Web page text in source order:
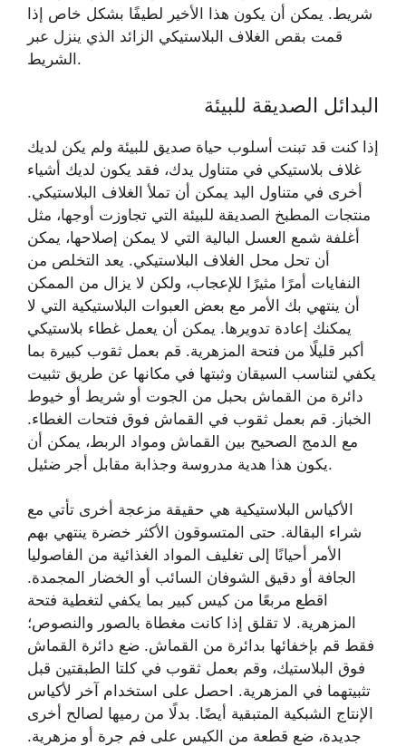
شريط. يمكن أن يكون هذا الأخير لطيفًا بشكل خاص إذا
قمت بقص الغلاف البلاستيكي الزائد الذي ينزل عبر
الشريط.
البدائل الصديقة للبيئة
إذا كنت قد تبنت أسلوب حياة صديق للبيئة ولم يكن لديك
غلاف بلاستيكي في متناول يدك، فقد يكون لديك أشياء
أخرى في متناول اليد يمكن أن تملأ الغلاف البلاستيكي.
منتجات المطبخ الصديقة للبيئة التي تجاوزت أوجها، مثل
أغلفة شمع العسل البالية التي لا يمكن إصلاحها، يمكن
أن تحل محل الغلاف البلاستيكي. يعد التخلص من
النفايات أمرًا مثيرًا للإعجاب، ولكن لا يزال من الممكن
أن ينتهي بك الأمر مع بعض العبوات البلاستيكية التي لا
يمكنك إعادة تدويرها. يمكن أن يعمل غطاء بلاستيكي
أكبر قليلًا من فتحة المزهرية. قم بعمل ثقوب كبيرة بما
يكفي لتناسب السيقان وثبتها في مكانها عن طريق تثبيت
دائرة من القماش بحبل من الجوت أو شريط أو خيوط
الخباز. قم بعمل ثقوب في القماش فوق فتحات الغطاء.
مع الدمج الصحيح بين القماش ومواد الربط، يمكن أن
يكون هذا هدية مدروسة وجذابة مقابل أجر ضئيل.
الأكياس البلاستيكية هي حقيقة مزعجة أخرى تأتي مع
شراء البقالة. حتى المتسوقون الأكثر خضرة ينتهي بهم
الأمر أحيانًا إلى تغليف المواد الغذائية من الفاصوليا
الجافة أو دقيق الشوفان السائب أو الخضار المجمدة.
اقطع مربعًا من كيس كبير بما يكفي لتغطية فتحة
المزهرية. لا تقلق إذا كانت مغطاة بالصور والنصوص؛
فقط قم بإخفائها بدائرة من القماش. ضع دائرة القماش
فوق البلاستيك، وقم بعمل ثقوب في كلتا الطبقتين قبل
تثبيتهما في المزهرية. احصل على استخدام آخر لأكياس
الإنتاج الشبكية المتبقية أيضًا. بدلًا من رميها لصالح أخرى
جديدة، ضع قطعة من الكيس على فم جرة أو مزهرية.